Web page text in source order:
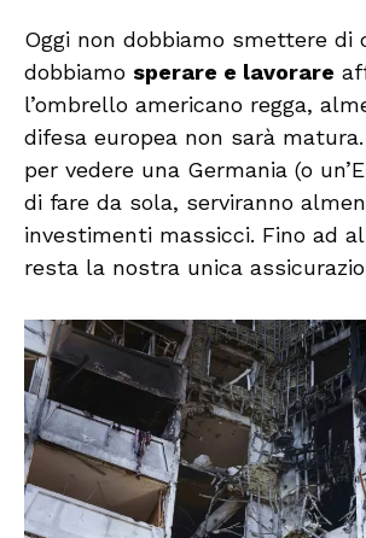
Oggi non dobbiamo smettere di
dobbiamo sperare e lavorare
l’ombrello americano regga,
difesa europea non sarà
per vedere una Germania (o
di fare da sola, serviranno
investimenti massicci. Fino ad
resta la nostra unica